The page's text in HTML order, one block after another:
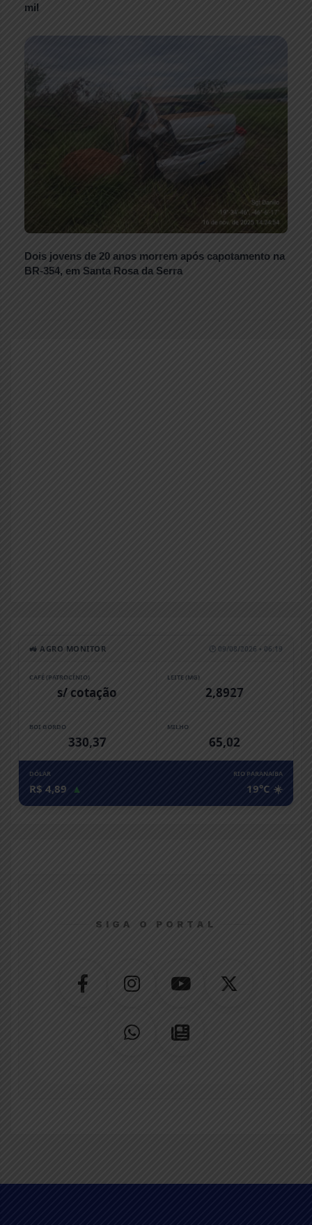
mil
Dois jovens de 20 anos morrem após capotamento na
BR-354, em Santa Rosa da Serra
🚜 AGRO MONITOR 🕒 09/08/2026 • 06:19
CAFÉ (PATROCÍNIO)
s/ cotação
LEITE (MG)
2,8927
BOI GORDO
330,37
MILHO
65,02
DÓLAR
R$ 4,89 ▲
RIO PARANAíBA
19°C ☀️
SIGA O PORTAL